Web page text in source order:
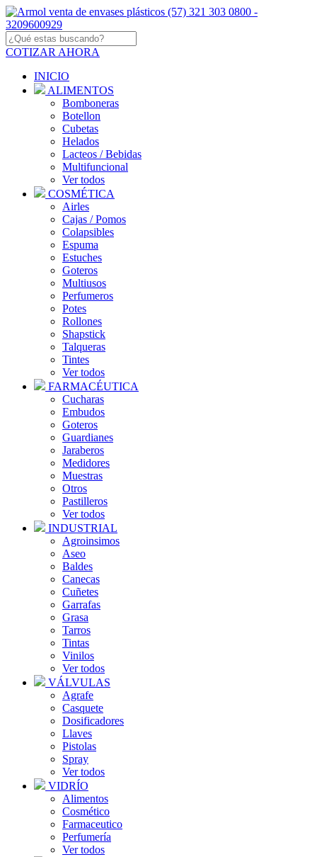
COTIZAR AHORA
INICIO
ALIMENTOS
Bomboneras
Botellon
Cubetas
Helados
Lacteos / Bebidas
Multifuncional
Ver todos
COSMÉTICA
Airles
Cajas / Pomos
Colapsibles
Espuma
Estuches
Goteros
Multiusos
Perfumeros
Potes
Rollones
Shapstick
Talqueras
Tintes
Ver todos
FARMACÉUTICA
Cucharas
Embudos
Goteros
Guardianes
Jaraberos
Medidores
Muestras
Otros
Pastilleros
Ver todos
INDUSTRIAL
Agroinsimos
Aseo
Baldes
Canecas
Cuñetes
Garrafas
Grasa
Tarros
Tintas
Vinilos
Ver todos
VÁLVULAS
Agrafe
Casquete
Dosificadores
Llaves
Pistolas
Spray
Ver todos
VIDRÍO
Alimentos
Cosmético
Farmaceutico
Perfumería
Ver todos